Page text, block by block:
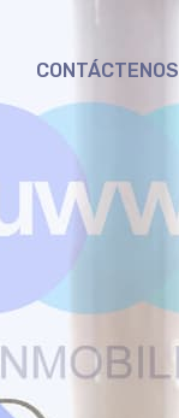
CONTÁCTENOS